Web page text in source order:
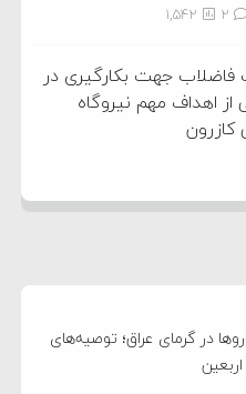
1,542
فاضلاب جهت بکارگیری در
از اهداف مهم نیروگاه
در گرمای عراق؛ توصیه‌های